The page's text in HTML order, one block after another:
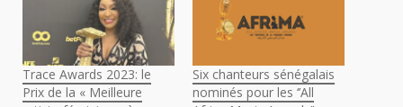
Trace Awards 2023: le
Prix de la « Meilleure
Six chanteurs sénégalais
nominés pour les ‘’All